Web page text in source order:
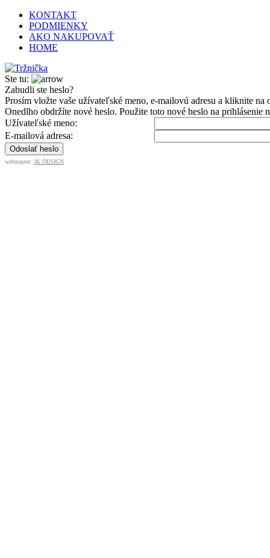
KONTAKT
PODMIENKY
AKO NAKUPOVAŤ
HOME
Ste tu:
Zabudli ste heslo?
Prosím vložte vaše užívateľské meno, e-mailovú adresu a kliknite na
Onedlho obdržíte nové heslo. Použite toto nové heslo na prihlásenie
Užívateľské meno:
E-mailová adresa:
webmaster: JK DESIGN